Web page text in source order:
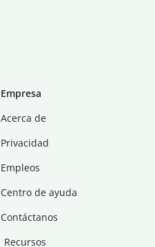
Empresa
Acerca de
Privacidad
Empleos
Centro de ayuda
Contáctanos
Recursos